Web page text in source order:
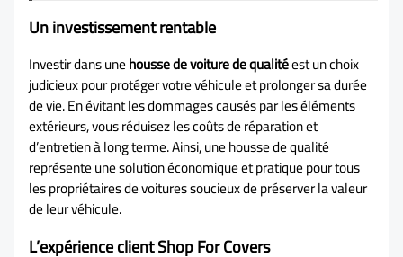
Un investissement rentable
Investir dans unehousse de voiture de qualitéest un choix
judicieux pour protéger votre véhicule et prolonger sa durée
de vie. En évitant les dommages causés par les éléments
extérieurs, vous réduisez les coûts de réparation et
d’entretien à long terme. Ainsi, une housse de qualité
représente une solution économique et pratique pour tous
les propriétaires de voitures soucieux de préserver la valeur
de leur véhicule.
L’expérience client Shop For Covers